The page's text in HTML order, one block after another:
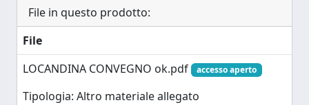
File in questo prodotto:
File
LOCANDINA CONVEGNO ok.pdf
accesso aperto
Tipologia: Altro materiale allegato